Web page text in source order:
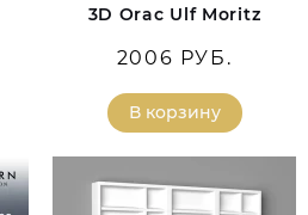
3D Orac Ulf Moritz
2006 РУБ.
В корзину